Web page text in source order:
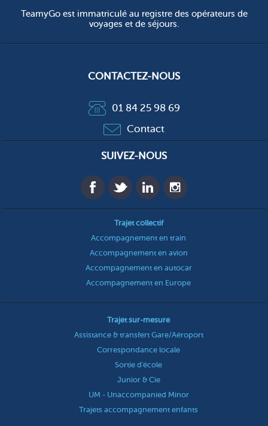
TeamyGo est immatriculé au registre des opérateurs de
voyages et de séjours.
CONTACTEZ-NOUS
01 84 25 98 69
Contact
SUIVEZ-NOUS
Trajet collectif
Accompagnement en train
Accompagnement en avion
Accompagnement en autocar
Accompagnement en Europe
Trajet sur-mesure
Assistance & transfert Gare/Aéroport
Correspondance locale
Sortie d'école
Junior & Cie
UM - Unaccompanied Minor
Trajets accompagnement enfants